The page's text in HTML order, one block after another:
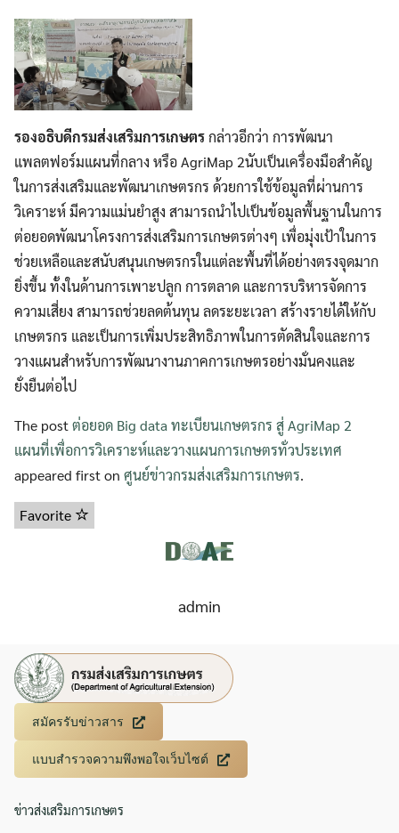
Search
for:
Search
รองอธิบดีกรมส่งเสริมการเกษตรกล่าวอีกว่า การพัฒนา
แพลตฟอร์มแผนที่กลาง หรือ AgriMap 2นับเป็นเครื่องมือสำคัญ
ในการส่งเสริมและพัฒนาเกษตรกร ด้วยการใช้ข้อมูลที่ผ่านการ
วิเคราะห์ มีความแม่นยำสูง สามารถนำไปเป็นข้อมูลพื้นฐานในการ
ต่อยอดพัฒนาโครงการส่งเสริมการเกษตรต่างๆ เพื่อมุ่งเป้าในการ
ช่วยเหลือและสนับสนุนเกษตรกรในแต่ละพื้นที่ได้อย่างตรงจุดมาก
ยิ่งขึ้น ทั้งในด้านการเพาะปลูก การตลาด และการบริหารจัดการ
ความเสี่ยง สามารถช่วยลดต้นทุน ลดระยะเวลา สร้างรายได้ให้กับ
เกษตรกร และเป็นการเพิ่มประสิทธิภาพในการตัดสินใจและการ
วางแผนสำหรับการพัฒนางานภาคการเกษตรอย่างมั่นคงและ
ยั่งยืนต่อไป
The postต่อยอด Big data ทะเบียนเกษตรกร สู่ AgriMap 2
แผนที่เพื่อการวิเคราะห์และวางแผนการเกษตรทั่วประเทศ
appeared first on ศูนย์ข่าวกรมส่งเสริมการเกษตร.
Favorite
admin
สมัครรับข่าวสาร
แบบสำรวจความพึงพอใจเว็บไซต์
ข่าวส่งเสริมการเกษตร